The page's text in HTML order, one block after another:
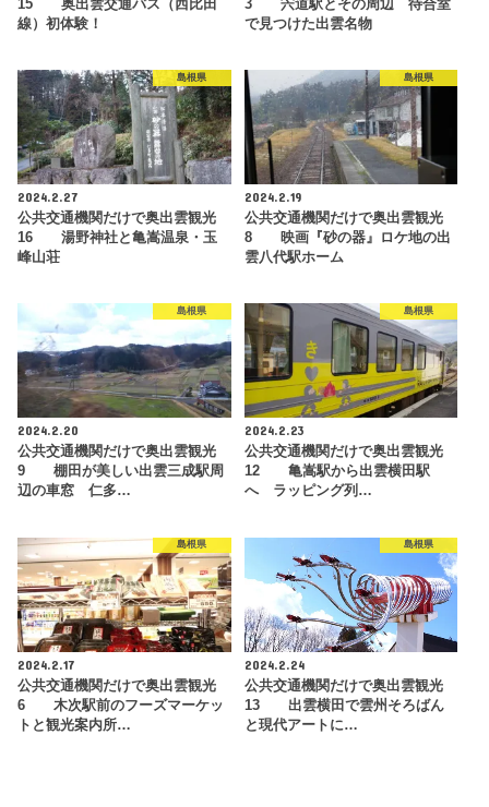
15 奥出雲交通バス（西比田
線）初体験！
3 宍道駅とその周辺 待合室
で見つけた出雲名物
島根県
2024.2.27
公共交通機関だけで奥出雲観光
16 湯野神社と亀嵩温泉・玉
峰山荘
島根県
2024.2.19
公共交通機関だけで奥出雲観光
8 映画『砂の器』ロケ地の出
雲八代駅ホーム
島根県
2024.2.20
公共交通機関だけで奥出雲観光
9 棚田が美しい出雲三成駅周
辺の車窓 仁多…
島根県
2024.2.23
公共交通機関だけで奥出雲観光
12 亀嵩駅から出雲横田駅
へ ラッピング列…
島根県
2024.2.17
公共交通機関だけで奥出雲観光
6 木次駅前のフーズマーケッ
トと観光案内所…
島根県
2024.2.24
公共交通機関だけで奥出雲観光
13 出雲横田で雲州そろばん
と現代アートに…